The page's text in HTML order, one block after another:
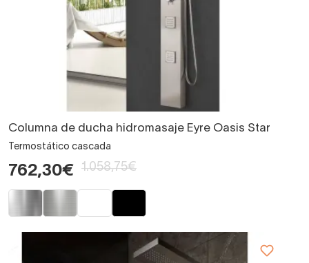
Columna de ducha hidromasaje Eyre Oasis Star
Termostático cascada
762,30€ 1.058,75€